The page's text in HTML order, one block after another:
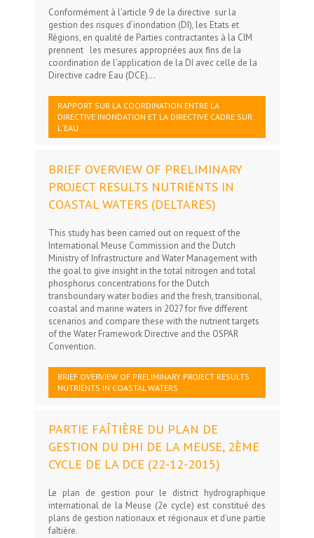
Conformément à l’article 9 de la directive sur la
gestion des risques d’inondation (DI), les Etats et
Régions, en qualité de Parties contractantes à la CIM
prennent les mesures appropriées aux fins de la
coordination de l’application de la DI avec celle de la
Directive cadre Eau (DCE)...
RAPPORT SUR LA COORDINATION ENTRE LA
DIRECTIVE INONDATION ET LA DIRECTIVE CADRE SUR
L´EAU
BRIEF OVERVIEW OF PRELIMINARY
PROJECT RESULTS NUTRIËNTS IN
COASTAL WATERS (DELTARES)
This study has been carried out on request of the
International Meuse Commission and the Dutch
Ministry of Infrastructure and Water Management with
the goal to give insight in the total nitrogen and total
phosphorus concentrations for the Dutch
transboundary water bodies and the fresh, transitional,
coastal and marine waters in 2027 for five different
scenarios and compare these with the nutrient targets
of the Water Framework Directive and the OSPAR
Convention.
BRIEF OVERVIEW OF PRELIMINARY PROJECT RESULTS
NUTRIËNTS IN COASTAL WATERS
PARTIE FAÎTIÈRE DU PLAN DE
GESTION DU DHI DE LA MEUSE, 2ÈME
CYCLE DE LA DCE (22-12-2015)
Le plan de gestion pour le district hydrographique
international de la Meuse (2e cycle) est constitué des
plans de gestion nationaux et régionaux et d'une partie
faîtière.